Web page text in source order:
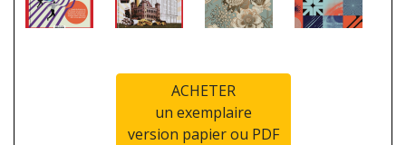
ACHETER
un exemplaire
version papier ou PDF